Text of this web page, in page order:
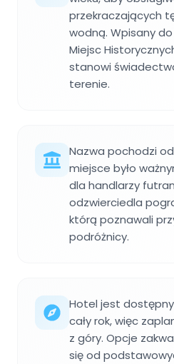
przekraczających
wodną. Wpisany
Miejsc
stanowi
terenie.
Nazwa pochodzi
miejsce było
dla handlarzy
odzwierciedla
którą poznawali
podróżnicy.
Hotel jest
cały rok, więc
z góry. Opcje
się od